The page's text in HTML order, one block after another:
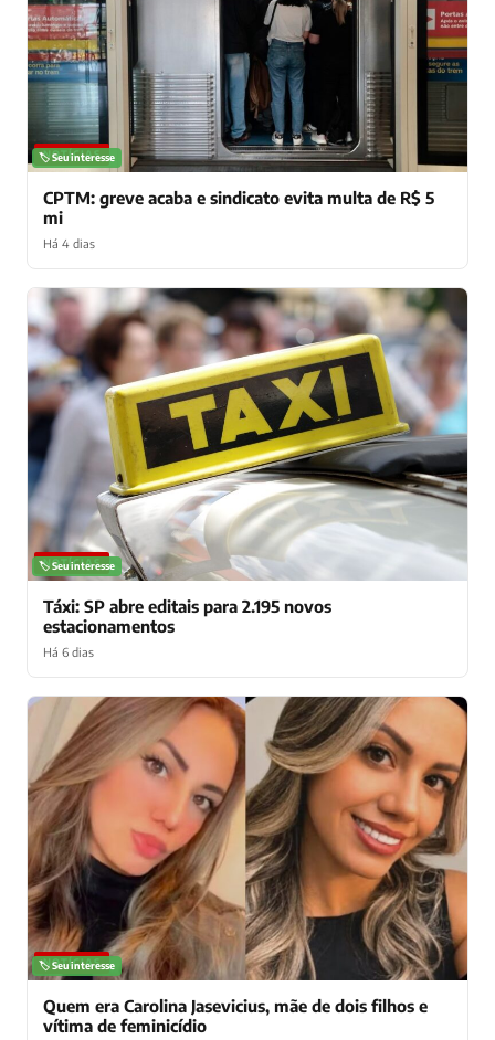
NOTÍCIAS
🏷️ Seu interesse
CPTM: greve acaba e sindicato evita multa de R$ 5
mi
Há 4 dias
NOTÍCIAS
🏷️ Seu interesse
Táxi: SP abre editais para 2.195 novos
estacionamentos
Há 6 dias
NOTÍCIAS
🏷️ Seu interesse
Quem era Carolina Jasevicius, mãe de dois filhos e
vítima de feminicídio